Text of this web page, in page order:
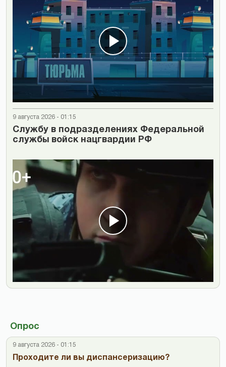
9 августа 2026 - 01:15
Cлужбу в подразделениях Федеральной
службы войск нацгвардии РФ
Опрос
9 августа 2026 - 01:15
Проходите ли вы диспансеризацию?